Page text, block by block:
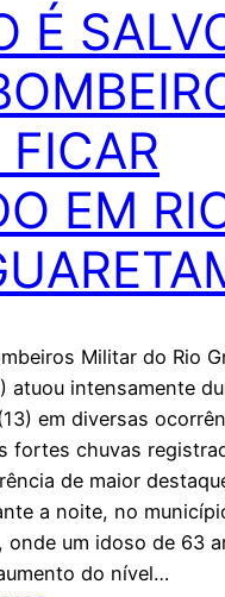
É
EM
Militar do Rio
atuou intensamente
em diversas
fortes chuvas
de maior
a noite, no
onde um idoso de 63
do nível…